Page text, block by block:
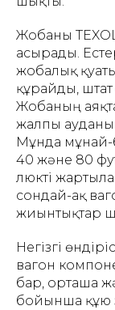
Жобаны
асырады.
жобалық
құрайды,
Жобаның
жалпы
Мұнда мұнай-
40 және 80
люкті
сондай-ақ
жиынтықтар
Негізгі
вагон
бар, орташа
бойынша құю